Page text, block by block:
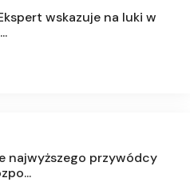
wskazuje na luki w
najwyższego przywódcy